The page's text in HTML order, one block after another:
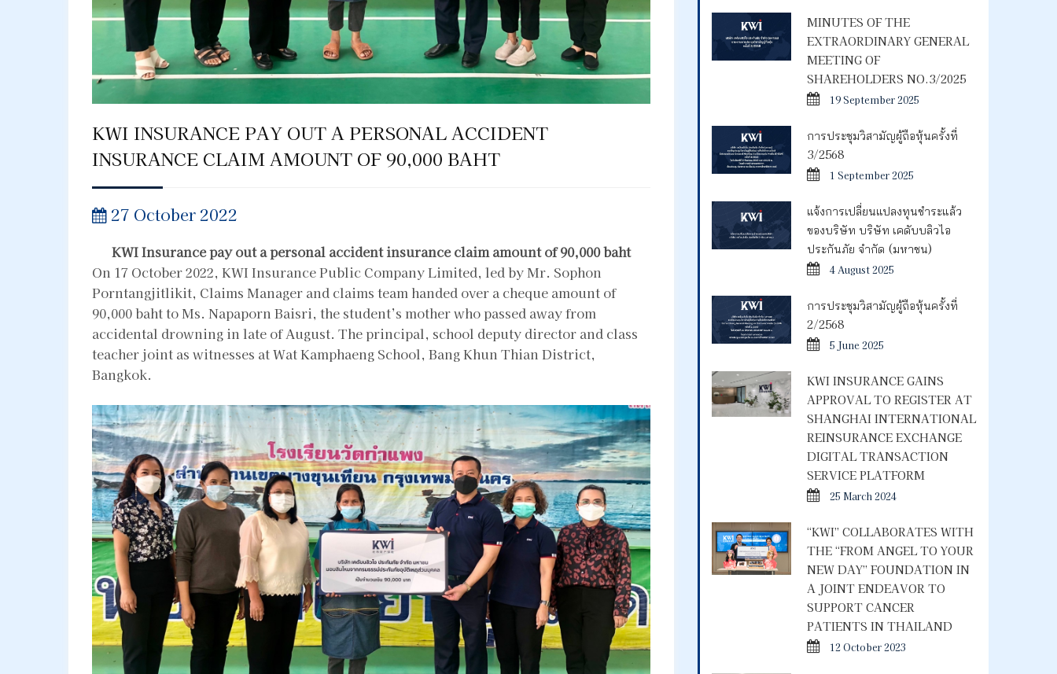
KWI INSURANCE PAY OUT A PERSONAL ACCIDENT
INSURANCE CLAIM AMOUNT OF 90,000 BAHT
27 October 2022
KWI Insurance pay out a personal accident insurance claim amount of 90,000 baht
On 17 October 2022, KWI Insurance Public Company Limited, led by Mr. Sophon
Porntangjitlikit, Claims Manager and claims team handed over a cheque amount of
90,000 baht to Ms. Napaporn Baisri, the student’s mother who passed away from
accidental drowning in late of August. The principal, school deputy director and class
teacher joint as witnesses at Wat Kamphaeng School, Bang Khun Thian District,
Bangkok.
MINUTES OF THE
EXTRAORDINARY GENERAL
MEETING OF
SHAREHOLDERS NO.3/2025
19 September 2025
การประชุมวิสามัญผู้ถือหุ้นครั้งที่
3/2568
1 September 2025
แจ้งการเปลี่ยนแปลงทุนชำระแล้ว
ของบริษัท บริษัท เคดับบลิวไอ
ประกันภัย จำกัด (มหาชน)
4 August 2025
การประชุมวิสามัญผู้ถือหุ้นครั้งที่
2/2568
5 June 2025
KWI INSURANCE GAINS
APPROVAL TO REGISTER AT
SHANGHAI INTERNATIONAL
REINSURANCE EXCHANGE
DIGITAL TRANSACTION
SERVICE PLATFORM
25 March 2024
“KWI” COLLABORATES WITH
THE “FROM ANGEL TO YOUR
NEW DAY” FOUNDATION IN
A JOINT ENDEAVOR TO
SUPPORT CANCER
PATIENTS IN THAILAND
12 October 2023